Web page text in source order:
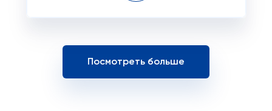
Посмотреть больше